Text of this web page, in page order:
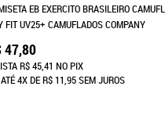
EB EXERCITO BRASILEIRO
FIT UV25+ CAMUFLADOS COMPANY
47,80
R$ 45,41 NO PIX
4XDER$ 11,95SEM JUROS